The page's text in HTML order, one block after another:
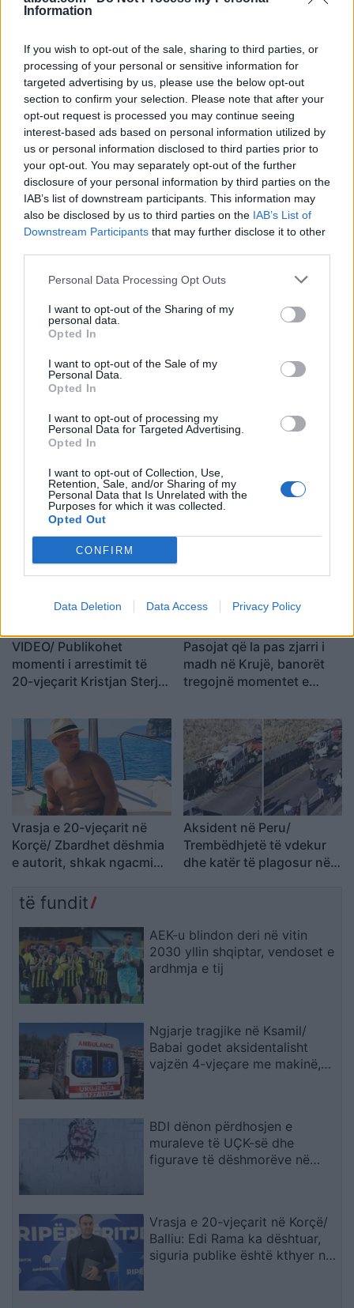
Information
If you wish to opt-out of the sale, sharing to third parties, or
processing of your personal or sensitive information for
targeted advertising by us, please use the below opt-out
section to confirm your selection. Please note that after your
opt-out request is processed you may continue seeing
interest-based ads based on personal information utilized by
us or personal information disclosed to third parties prior to
your opt-out. You may separately opt-out of the further
disclosure of your personal information by third parties on the
IAB’s list of downstream participants. This information may
also be disclosed by us to third parties on the IAB’s List of
Downstream Participants that may further disclose it to other
Personal Data Processing Opt Outs
I want to opt-out of the Sharing of my
personal data.
Opted In
I want to opt-out of the Sale of my
Personal Data.
Opted In
I want to opt-out of processing my
Personal Data for Targeted Advertising.
Opted In
I want to opt-out of Collection, Use,
Retention, Sale, and/or Sharing of my
Personal Data that Is Unrelated with the
Purposes for which it was collected.
Opted Out
CONFIRM
Data Deletion Data Access Privacy Policy
Tags:
Berisha , Gonzato
Misteri “Armando Broja”
me sulmuesin e
Kombëtares?
Ngjarje tragjike në Ksamil/
aksidentalisht vajzën 4-
Vrasja e 20-vjeçarit në
Korçë/ Balliu: Edi Rama ka
dështuar, siguria publike
është kthyer në pasiguri
kronike dhe thirrja “Jepe
dorëheqjen” merr tjetër
peshë
Shqipëria i përgjigjet
Zelenskyt për Kosovën:
Krahasimi me Ukrainën
VIDEO/ Publikohet
momenti i arrestimit të
20-vjeçarit Kristjan Sterjo,
Joan Zukos
Pasojat që la pas zjarri i
madh në Krujë, banorët
tregojnë momentet e
mbajtur vetë nën kontroll,
zjarrfikësja fiku vetëm
vatrat e vogla (VIDEO)
Vrasja e 20-vjeçarit në
Korçë/ Zbardhet dëshmia
e autorit, shkak ngacmimi
Aksident në Peru/
Trembëdhjetë të vdekur
dhe katër të plagosur në
të fundit
AEK-u blindon deri në vitin
2030 yllin shqiptar, vendoset e
ardhmja e tij
Ngjarje tragjike në Ksamil/
Babai godet aksidentalisht
vajzën 4-vjeçare me makinë,
BDI dënon përdhosjen e
muraleve të UÇK-së dhe
figurave të dëshmorëve në
Vrasja e 20-vjeçarit në Korçë/
Balliu: Edi Rama ka dështuar,
siguria publike është kthyer në